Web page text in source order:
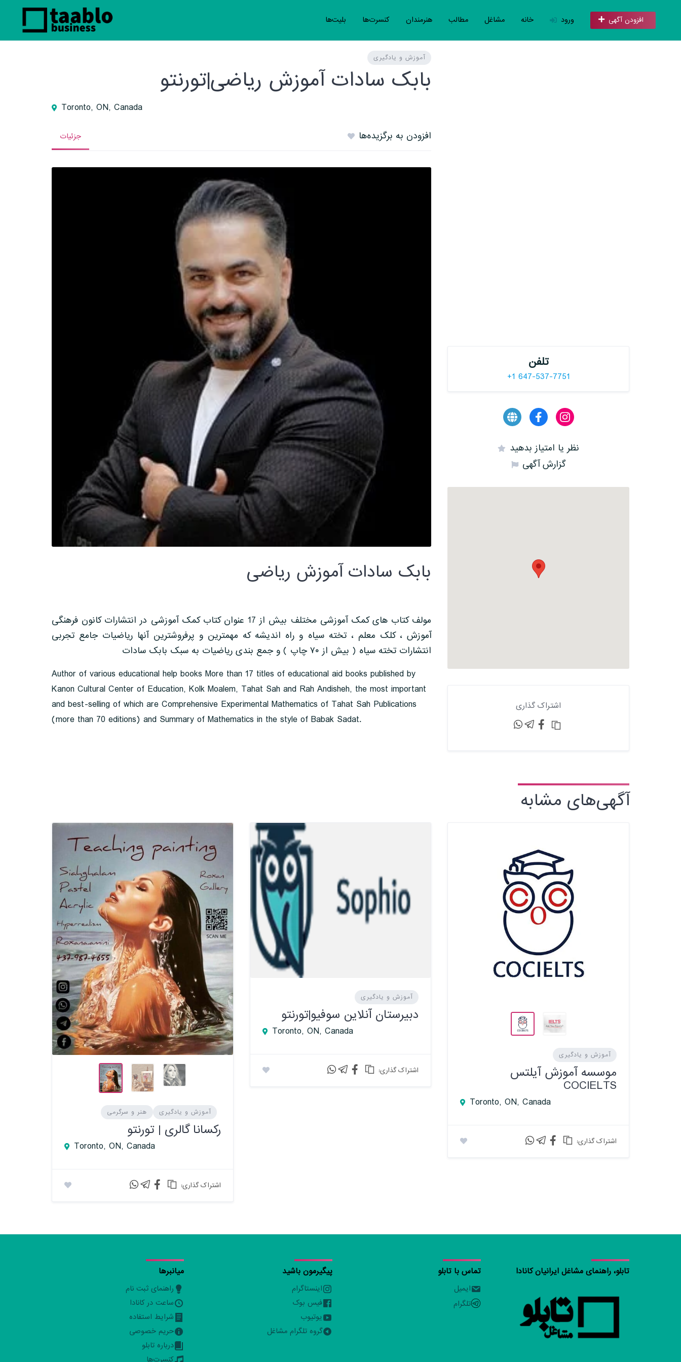
خانه مشاغل مطالب هنرمندان کنسرت‌ها بلیت‌ها ورود افزودن آگهی
آموزش و یادگیری
بابک سادات آموزش ریاضی|تورنتو
Toronto, ON, Canada
جزئیات افزودن به برگزیده‌ها
بابک سادات آموزش ریاضی
مولف کتاب های کمک آموزشی مختلف بیش از 17 عنوان کتاب کمک آموزشی در انتشارات کانون فرهنگی
آموزش ، کلک معلم ، تخته سیاه و راه اندیشه که مهمترین و پرفروشترین آنها ریاضیات جامع تجربی
انتشارات تخته سیاه ( بیش از ۷۰ چاپ ) و جمع بندی ریاضیات به سبک بابک سادات
Author of various educational help books More than 17 titles of educational aid books published by
Kanon Cultural Center of Education, Kolk Moalem, Tahat Sah and Rah Andisheh, the most important
and best-selling of which are Comprehensive Experimental Mathematics of Tahat Sah Publications
(more than 70 editions) and Summary of Mathematics in the style of Babak Sadat.
تلفن
+1 647-537-7751
نظر یا امتیاز بدهید
گزارش آگهی
اشتراک گذاری
آگهی‌های مشابه
آموزش و یادگیری هنر و سرگرمی
رکسانا گالری | تورنتو
Toronto, ON, Canada
:اشتراک گذاری
آموزش و یادگیری
دبیرستان آنلاین سوفیو|تورنتو
Toronto, ON, Canada
:اشتراک گذاری
آموزش و یادگیری
موسسه آموزش آیلتس
COCIELTS
Toronto, ON, Canada
:اشتراک گذاری
میانبرها
راهنمای ثبت نام
ساعت در کانادا
شرایط استفاده
حریم خصوصی
درباره تابلو
کنسرت‌ها
پیگیرمون باشید
اینستاگرام
فیس بوک
یوتیوب
گروه تلگرام مشاغل
تماس با تابلو
ایمیل
تلگرام
تابلو، راهنمای مشاغل ایرانیان کانادا